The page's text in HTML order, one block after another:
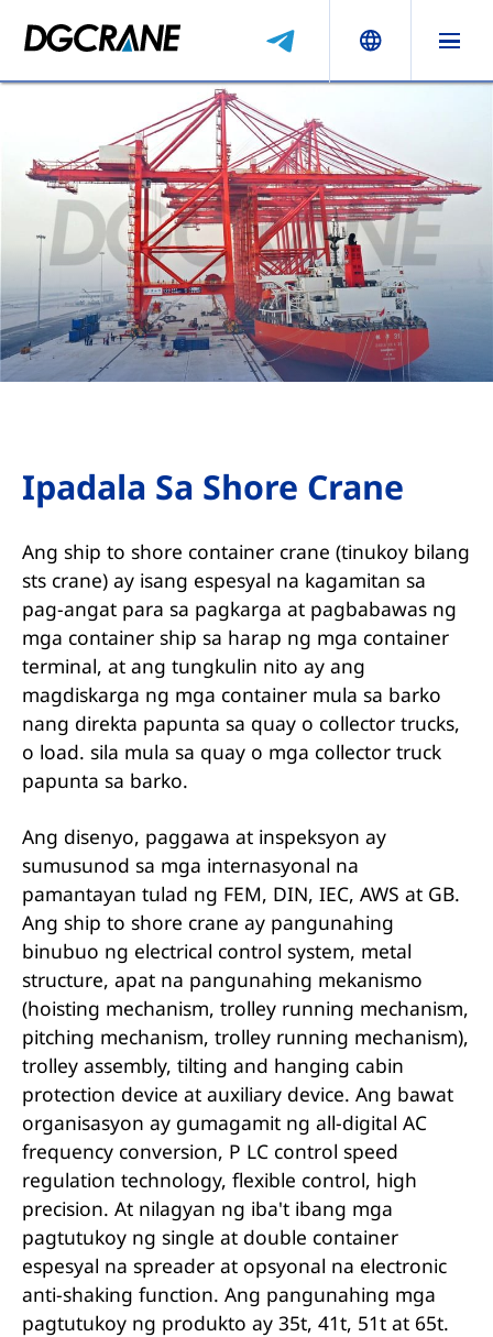
Ipadala Sa Shore Crane
Ang ship to shore container crane (tinukoy bilang
sts crane) ay isang espesyal na kagamitan sa
pag-angat para sa pagkarga at pagbabawas ng
mga container ship sa harap ng mga container
terminal, at ang tungkulin nito ay ang
magdiskarga ng mga container mula sa barko
nang direkta papunta sa quay o collector trucks,
o load. sila mula sa quay o mga collector truck
papunta sa barko.
Ang disenyo, paggawa at inspeksyon ay
sumusunod sa mga internasyonal na
pamantayan tulad ng FEM, DIN, IEC, AWS at GB.
Ang ship to shore crane ay pangunahing
binubuo ng electrical control system, metal
structure, apat na pangunahing mekanismo
(hoisting mechanism, trolley running mechanism,
pitching mechanism, trolley running mechanism),
trolley assembly, tilting and hanging cabin
protection device at auxiliary device. Ang bawat
organisasyon ay gumagamit ng all-digital AC
frequency conversion, P LC control speed
regulation technology, flexible control, high
precision. At nilagyan ng iba't ibang mga
pagtutukoy ng single at double container
espesyal na spreader at opsyonal na electronic
anti-shaking function. Ang pangunahing mga
pagtutukoy ng produkto ay 35t, 41t, 51t at 65t.